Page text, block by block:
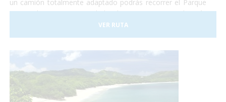
un camión totalmente adaptado podrás recorrer el Parque
Nacional Kruger, sin duda la reserva natural más
importante de África y dónde podrás sentir la cercanía con
la fauna más espectacular del planeta. No te lo puedes
VER RUTA